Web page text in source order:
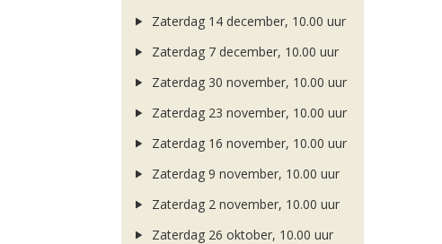
Zaterdag 14 december, 10.00 uur
Zaterdag 7 december, 10.00 uur
Zaterdag 30 november, 10.00 uur
Zaterdag 23 november, 10.00 uur
Zaterdag 16 november, 10.00 uur
Zaterdag 9 november, 10.00 uur
Zaterdag 2 november, 10.00 uur
Zaterdag 26 oktober, 10.00 uur